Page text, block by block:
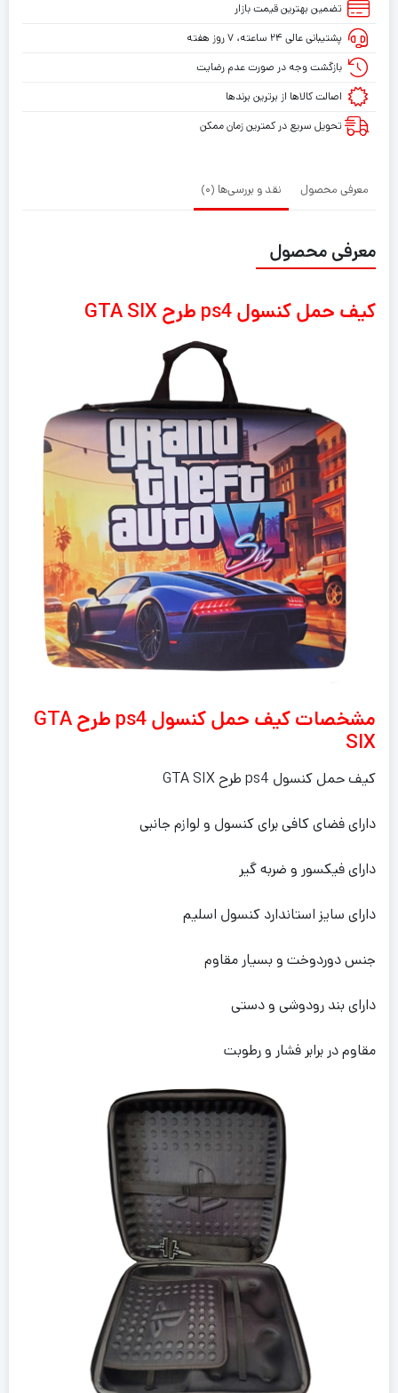
تضمین بهترین قیمت بازار
پشتیبانی عالی ۲۴ ساعته، ۷ روز هفته
بازگشت وجه در صورت عدم رضایت
اصالت کالاها از برترین برندها
تحویل سریع در کمترین زمان ممکن
معرفی محصول نقد و بررسی‌ها (0)
معرفی محصول
کیف حمل کنسول ps4 طرح GTA SIX
مشخصات کیف حمل کنسول ps4 طرح GTA
SIX
کیف حمل کنسول ps4 طرح GTA SIX
دارای فضای کافی برای کنسول و لوازم جانبی
دارای فیکسور و ضربه گیر
دارای سایز استاندارد کنسول اسلیم
جنس دوردوخت و بسیار مقاوم
دارای بند رودوشی و دستی
مقاوم در برابر فشار و رطوبت